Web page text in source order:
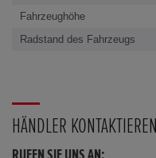
Fahrzeughöhe
Radstand des Fahrzeugs
HÄNDLER KONTAKTIEREN
RUFEN SIE UNS AN: